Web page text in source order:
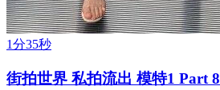
1分35秒
街拍世界 私拍流出 模特1 Part 8